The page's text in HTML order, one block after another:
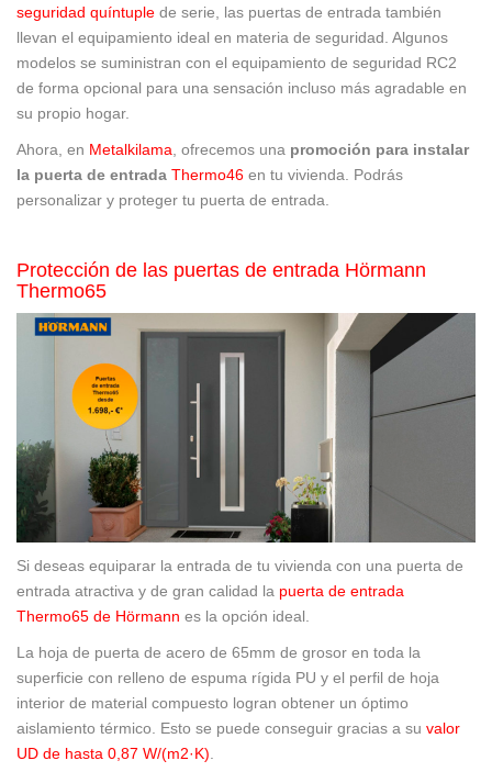
seguridad quíntuple de serie, las puertas de entrada también
llevan el equipamiento ideal en materia de seguridad. Algunos
modelos se suministran con el equipamiento de seguridad RC2
de forma opcional para una sensación incluso más agradable en
su propio hogar.
Ahora, en Metalkilama , ofrecemos una promoción para instalar
la puerta de entrada Thermo46 en tu vivienda. Podrás
personalizar y proteger tu puerta de entrada.
Protección de las puertas de entrada Hörmann
Thermo65
Si deseas equiparar la entrada de tu vivienda con una puerta de
entrada atractiva y de gran calidad la puerta de entrada
Thermo65 de Hörmann es la opción ideal.
La hoja de puerta de acero de 65mm de grosor en toda la
superficie con relleno de espuma rígida PU y el perfil de hoja
interior de material compuesto logran obtener un óptimo
aislamiento térmico. Esto se puede conseguir gracias a su valor
UD de hasta 0,87 W/(m2·K)